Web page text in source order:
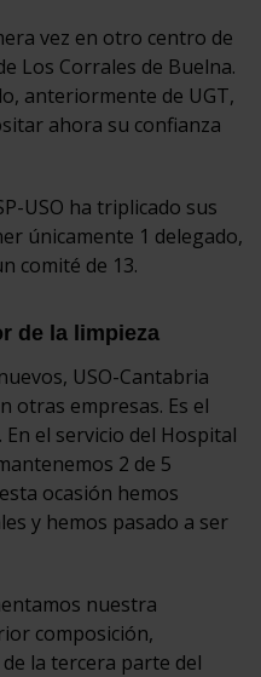
vez en otro centro de
Los Corrales de Buelna.
anteriormente de UGT,
ahora su confianza
USO ha triplicado sus
únicamente 1 delegado,
comité de 13.
de la limpieza
USO-Cantabria
otras empresas. Es el
el servicio del Hospital
2 de 5
ocasión hemos
y hemos pasado a ser
nuestra
composición,
la tercera parte del